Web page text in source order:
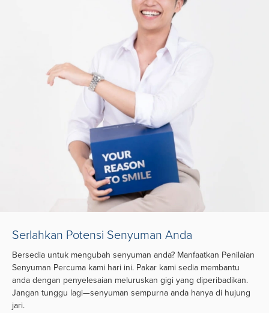
Serlahkan Potensi Senyuman Anda
Bersedia untuk mengubah senyuman anda? Manfaatkan Penilaian
Senyuman Percuma kami hari ini. Pakar kami sedia membantu
anda dengan penyelesaian meluruskan gigi yang diperibadikan.
Jangan tunggu lagi—senyuman sempurna anda hanya di hujung
jari.